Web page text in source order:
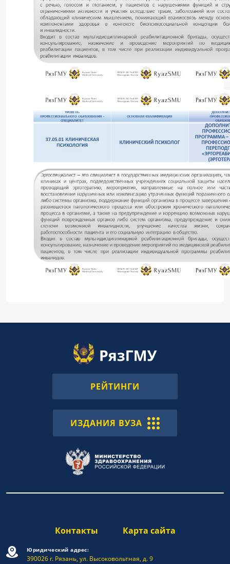
РЕЙТИНГИ
ИЗДАНИЯ ВУЗА
Контакты Карта сайта
Юридический адрес:
390026 г. Рязань, ул. Высоковольтная, д. 9